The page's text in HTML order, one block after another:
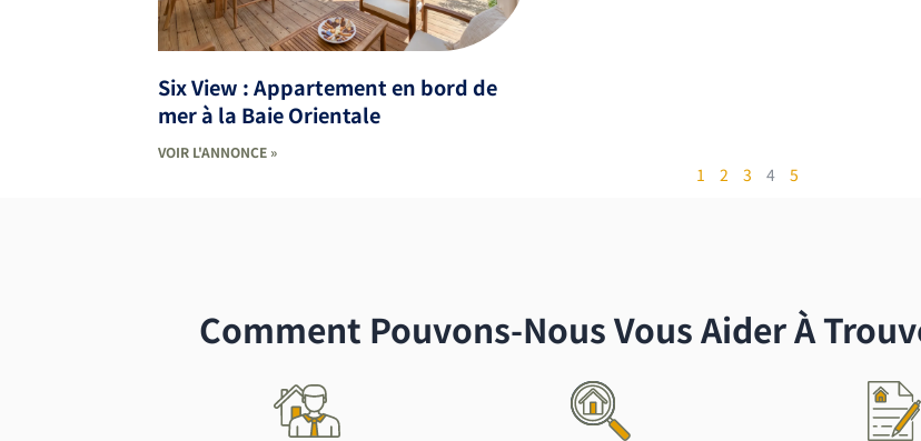
Six View : Appartement en bord de
mer à la Baie Orientale
VOIR L'ANNONCE »
1 2 3 4 5
Comment Pouvons-Nous Vous Aider À